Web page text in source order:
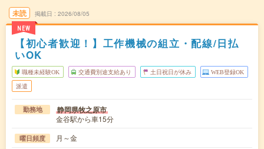
未読
NEW
掲載日 2026/08/05
【初心者歓迎！】工作機械の組立・配線/日払
いOK
職種未経験OK 交通費別途支給あり 土日祝日が休み WEB登録OK
派遣
勤務地 静岡県牧之原市
金谷駅から車15分
曜日頻度 月～金